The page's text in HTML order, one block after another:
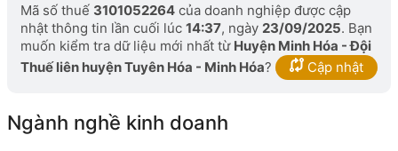
Mã số thuế 3101052264 của doanh nghiệp được cập
nhật thông tin lần cuối lúc 14:37, ngày 23/09/2025. Bạn
muốn kiểm tra dữ liệu mới nhất từ Huyện Minh Hóa - Đội
Thuế liên huyện Tuyên Hóa - Minh Hóa? Cập nhật
Ngành nghề kinh doanh